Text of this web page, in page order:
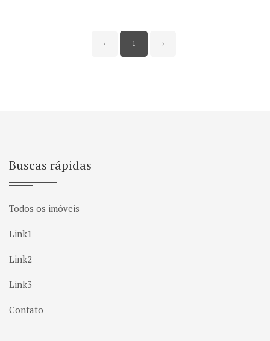
‹ 1 ›
Buscas rápidas
Todos os imóveis
Link1
Link2
Link3
Contato